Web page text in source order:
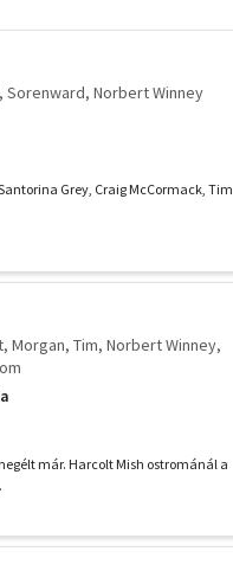
Sorenward Norbert Winney
Grey, Craig McCormack, Tim
Morgan, Tim Norbert Winney
már. Harcolt Mish ostrománál a